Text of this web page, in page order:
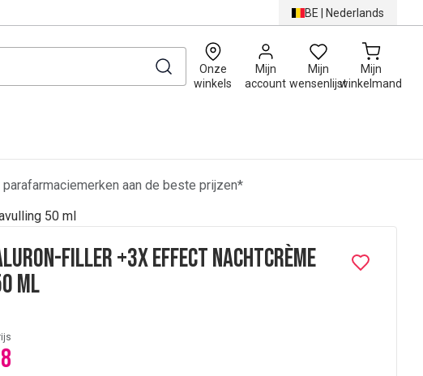
BE | Nederlands
Onze
winkels
Mijn
account
Mijn
wensenlijst
Mijn
winkelmand
0
parafarmaciemerken aan de beste prijzen*
50 ml
Filler +3x Effect Nachtcrème
ml